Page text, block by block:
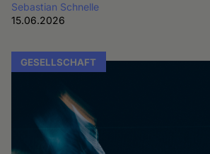
Sebastian Schnelle
15.06.2026
GESELLSCHAFT